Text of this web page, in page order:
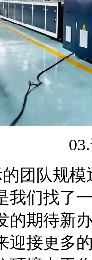
团队规模
我们找了
的期待新
迎接更多